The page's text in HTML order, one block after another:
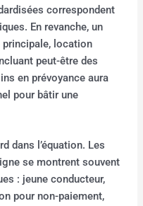
correspondent
En revanche, un
principale, location
peut-être des
en prévoyance aura
pour bâtir une
dans l’équation. Les
se montrent souvent
: jeune conducteur,
pour non-paiement,